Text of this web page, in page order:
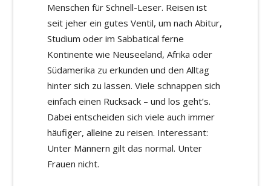
Menschen für Schnell-Leser. Reisen ist
seit jeher ein gutes Ventil, um nach Abitur,
Studium oder im Sabbatical ferne
Kontinente wie Neuseeland, Afrika oder
Südamerika zu erkunden und den Alltag
hinter sich zu lassen. Viele schnappen sich
einfach einen Rucksack – und los geht’s.
Dabei entscheiden sich viele auch immer
häufiger, alleine zu reisen. Interessant:
Unter Männern gilt das normal. Unter
Frauen nicht.